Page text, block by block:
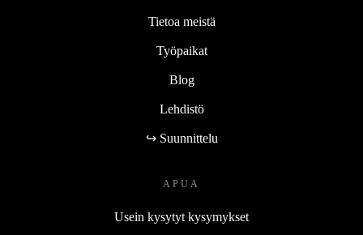
Tietoa meistä
Työpaikat
Blog
Lehdistö
↪ Suunnittelu
APUA
Usein kysytyt kysymykset